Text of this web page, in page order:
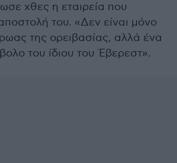
χθες η εταιρεία που
του. «Δεν είναι μόνο
της ορειβασίας, αλλά ένα
του ίδιου του Έβερεστ».